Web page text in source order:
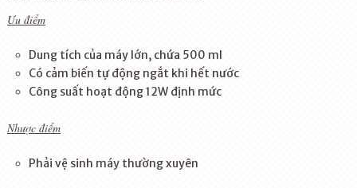
Ưu điểm
Dung tích của máy lớn, chứa 500 ml
Có cảm biến tự động ngắt khi hết nước
Công suất hoạt động 12W định mức
Nhược điểm
Phải vệ sinh máy thường xuyên